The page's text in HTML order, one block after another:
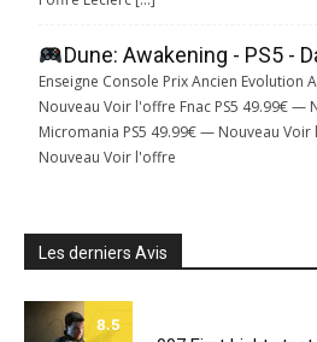
Dune: Awakening - PS5 -
Enseigne Console Prix Ancien Evolution
Nouveau Voir l'offre Fnac PS5 49.99€ —
Micromania PS5 49.99€ — Nouveau
Nouveau Voir l'offre
Les derniers Avis
8.5